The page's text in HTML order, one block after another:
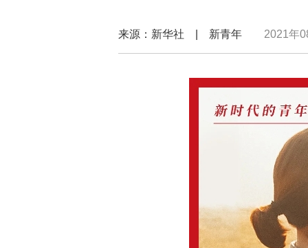
来源：新华社 | 新青年 2021年